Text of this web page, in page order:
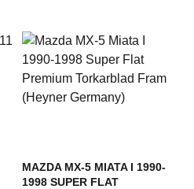
MAZDA MX-5 MIATA I 1990-
1998 SUPER FLAT